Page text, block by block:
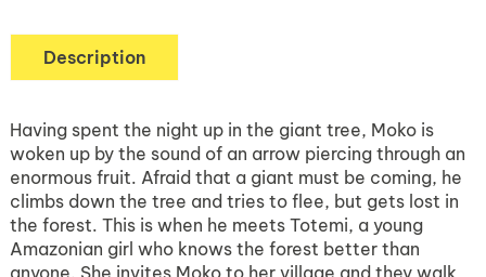
Description
Having spent the night up in the giant tree, Moko is
woken up by the sound of an arrow piercing through an
enormous fruit. Afraid that a giant must be coming, he
climbs down the tree and tries to flee, but gets lost in
the forest. This is when he meets Totemi, a young
Amazonian girl who knows the forest better than
anyone. She invites Moko to her village and they walk